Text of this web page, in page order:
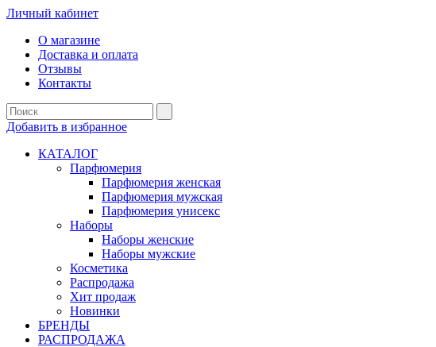
Личный кабинет
О магазине
Доставка и оплата
Отзывы
Контакты
Добавить в избранное
КАТАЛОГ
Парфюмерия
Парфюмерия женская
Парфюмерия мужская
Парфюмерия унисекс
Наборы
Наборы женские
Наборы мужские
Косметика
Распродажа
Хит продаж
Новинки
БРЕНДЫ
РАСПРОДАЖА